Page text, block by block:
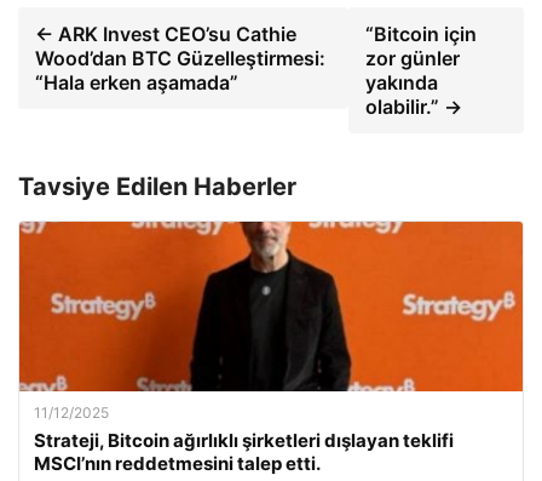
← ARK Invest CEO’su Cathie
Wood’dan BTC Güzelleştirmesi:
“Hala erken aşamada”
“Bitcoin için
zor günler
yakında
olabilir.” →
Tavsiye Edilen Haberler
11/12/2025
Strateji, Bitcoin ağırlıklı şirketleri dışlayan teklifi
MSCI’nın reddetmesini talep etti.